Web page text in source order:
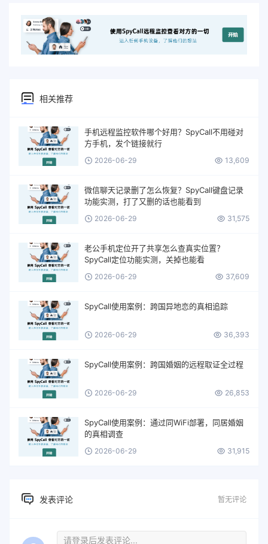
相关推荐
手机远程监控软件哪个好用？SpyCall不用碰对
方手机，发个链接就行
2026-06-29 13,609
微信聊天记录删了怎么恢复？SpyCall键盘记录
功能实测，打了又删的话也能看到
2026-06-29 31,575
老公手机定位开了共享怎么查真实位置？
SpyCall定位功能实测，关掉也能看
2026-06-29 37,609
SpyCall使用案例：跨国异地恋的真相追踪
2026-06-29 36,393
SpyCall使用案例：跨国婚姻的远程取证全过程
2026-06-29 26,853
SpyCall使用案例：通过同WiFi部署，同居婚姻
的真相调查
2026-06-29 31,915
发表评论 暂无评论